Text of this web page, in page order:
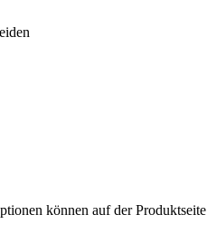
können auf der Produktseite